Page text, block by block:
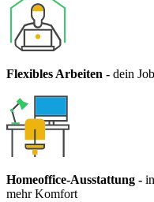
Flexibles Arbeiten - dein
Homeoffice-Ausstattung -
mehr Komfort